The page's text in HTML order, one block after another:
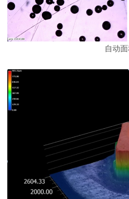
自动